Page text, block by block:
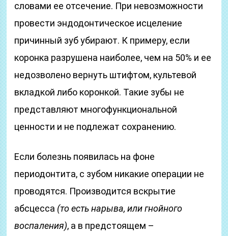
словами ее отсечение. При невозможности
провести эндодонтическое исцеление
причинный зуб убирают. К примеру, если
коронка разрушена наиболее, чем на 50% и ее
недозволено вернуть штифтом, культевой
вкладкой либо коронкой. Такие зубы не
представляют многофункциональной
ценности и не подлежат сохранению.
Если болезнь появилась на фоне
периодонтита, с зубом никакие операции не
проводятся. Производится вскрытие
абсцесса (то есть нарыва, или гнойного
воспаления), а в предстоящем –